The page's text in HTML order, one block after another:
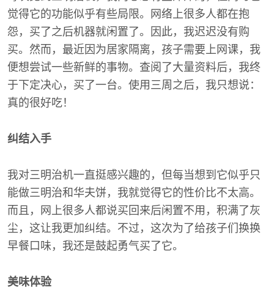
觉得它的功能似乎有些局限。网络上很多人都在抱
怨，买了之后机器就闲置了。因此，我迟迟没有购
买。然而，最近因为居家隔离，孩子需要上网课，我
便想尝试一些新鲜的事物。查阅了大量资料后，我终
于下定决心，买了一台。使用三周之后，我只想说：
真的很好吃！
纠结入手
我对三明治机一直挺感兴趣的，但每当想到它似乎只
能做三明治和华夫饼，我就觉得它的性价比不太高。
而且，网上很多人都说买回来后闲置不用，积满了灰
尘，这让我更加纠结。不过，这次为了给孩子们换换
早餐口味，我还是鼓起勇气买了它。
美味体验